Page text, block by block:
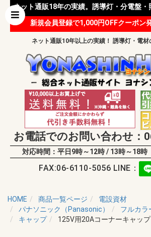
ネット通販18年の実績。誘導灯・分電盤・
ーブル等 様々な資材を取り扱ってい
新規会員登録で1,000円OFFクーポン
ネット通販10年以上の実績！ 誘導灯・電
お電話でのお問い合わせ：
対応時間：平日9時～12時 / 13時～18
FAX:06-6110-5056 LINE：
HOME 商品一覧ページ
電設資材
パナソニック（Panasonic）
フルカラ
キャップ
125V用20Aコーナーキャップ